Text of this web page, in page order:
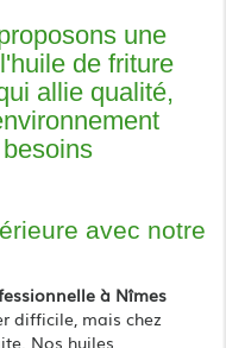
une
de friture
allie qualité,
avec notre
à Nîmes
difficile, mais chez
Nos huiles